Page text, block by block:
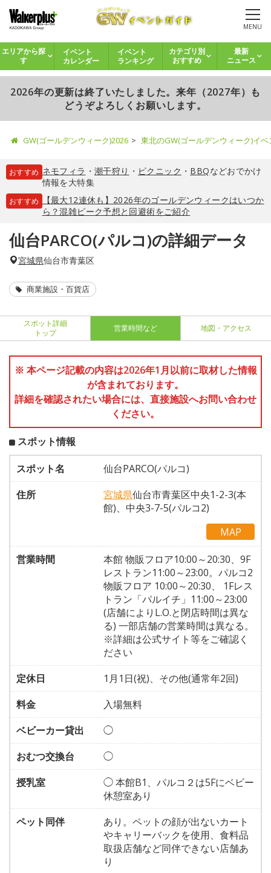
MENU
エリアから探
す
イベント
カレンダー
イベント
ランキング
カテゴリ別
おすすめ
最新
ニュース
2026年の更新は終了いたしました。来年（2027年）も
どうぞよろしくお願いします。
GW(ゴールデンウィーク)2026 東北のGW(ゴールデンウィーク)イ
おすすめ ネモフィラ ・ 潮干狩り ・ ピクニック ・ BBQなどおでかけ
情報を大特集
おすすめ
【最大12連休も】2026年のゴールデンウィークはいつか
ら？混雑ピーク予想と回避術をご紹介
仙台PARCO(パルコ)の詳細データ
宮城県仙台市青葉区
商業施設・百貨店
スポット詳細
トップ
営業時間など 地図・アクセス
※ 本ページ記載の内容は2026年1月以前に取材した情報
が含まれております。
詳細を確認されたい場合には、直接施設へお問い合わせ
ください。
スポット情報
スポット名
仙台PARCO(パルコ)
住所
宮城県仙台市青葉区中央1-2-3(本
館)、中央3-7-5(パルコ2)
MAP
営業時間
本館 物販フロア10:00～20:30、9F
レストラン11:00～23:00。パルコ2
物販フロア 10:00～20:30、 1Fレス
トラン「パルイチ」11:00～23:00
(店舗によりL.O.と閉店時間は異な
る) 一部店舗の営業時間は異なる。
※詳細は公式サイト等をご確認く
ださい
定休日
1月1日(祝)、その他(通常年2回)
料金
入場無料
ベビーカー貸出
◯
おむつ交換台
◯
授乳室
◯ 本館B1、パルコ２は5Fにベビー
休憩室あり
ペット同伴
あり。ペットの顔が出ないカート
やキャリーバックを使用、食料品
取扱店舗など同伴できない店舗あ
り